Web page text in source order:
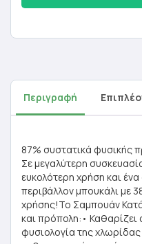
Περιγραφή
87% συστατικά φυσικής
Σε μεγαλύτερη
ευκολότερη χρήση και
περιβάλλον μπουκάλι με
χρήσης!Το Σαμπουάν
και πρόπολη:•
φυσιολογία της